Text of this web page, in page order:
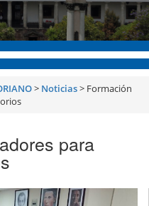
> Noticias> Formación
para